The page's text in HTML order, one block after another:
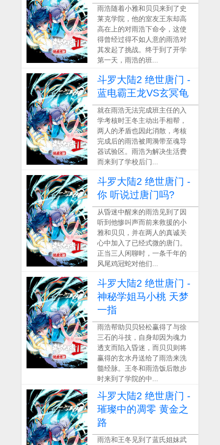
雨浩随着小雅和贝贝来到了史
莱克学院，他的室友王东却高
高在上的对雨浩下命令，这使
得曾经过得不如人意的雨浩对
其发起了挑战。终于到了开学
第一天，雨浩的班...
斗罗大陆2 绝世唐门 -
蓝电霸王龙VS玄冥龟
就在雨浩无法完成班主任的入
学考核时王冬主动出手相帮，
两人的矛盾也因此消散，考核
完成后的雨浩被周漪带至魂导
器试验区。雨浩为解决生活费
而来到了学校后门...
斗罗大陆2 绝世唐门 -
你 听说过唐门吗?
从昏迷中醒来的雨浩见到了因
听到他惨叫声而前来救援的小
雅和贝贝，并在两人的真诚关
心中加入了已经式微的唐门。
正当三人闲聊时，一条千年的
风尾鸡冠蛇对他们...
斗罗大陆2 绝世唐门 -
神秘学姐马小桃 天梦
一指
雨浩帮助贝贝轻松赢得了与徐
三石的斗技，自身却因为魂力
透支而陷入昏迷，而贝贝则将
赢得的玄水丹送给了雨浩来洗
髓经脉。王冬和雨浩饭后散步
时来到了学院的中...
斗罗大陆2 绝世唐门 -
璀璨中的凋零 黄金之
路
雨浩和王冬见到了蓝氏姐妹武